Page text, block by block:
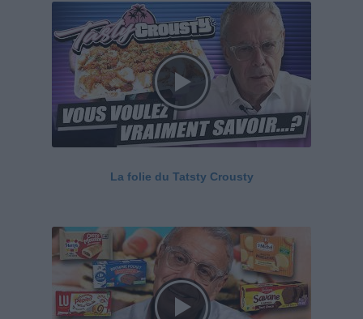
La folie du Tatsty Crousty